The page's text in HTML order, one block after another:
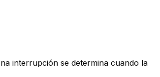
interrupción se determina cuando la